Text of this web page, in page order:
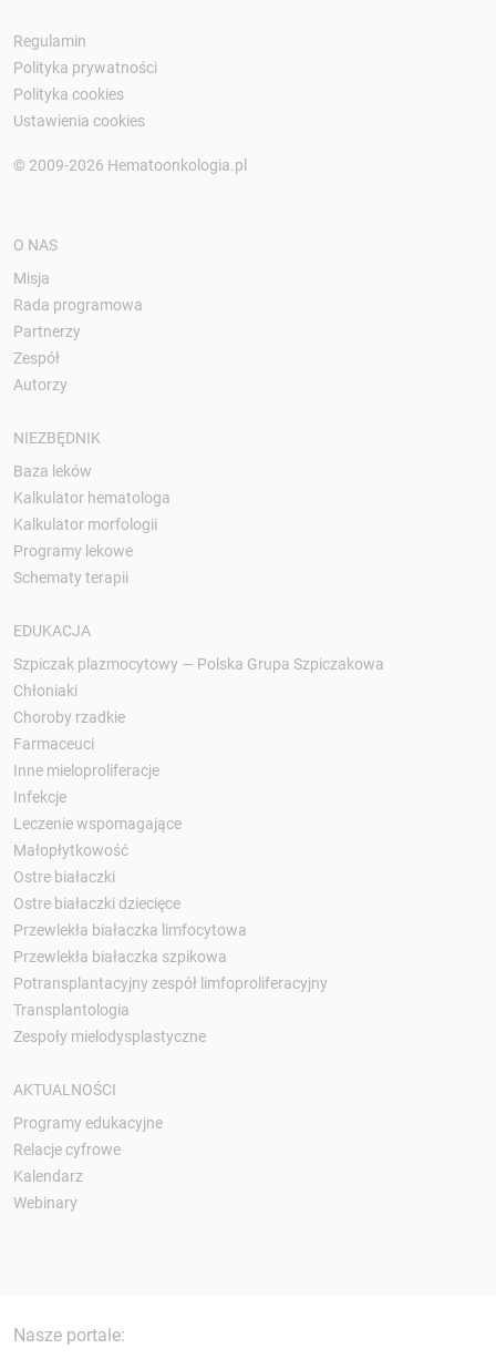
Regulamin
Polityka prywatności
Polityka cookies
Ustawienia cookies
© 2009-2026 Hematoonkologia.pl
O NAS
Misja
Rada programowa
Partnerzy
Zespół
Autorzy
NIEZBĘDNIK
Baza leków
Kalkulator hematologa
Kalkulator morfologii
Programy lekowe
Schematy terapii
EDUKACJA
Szpiczak plazmocytowy — Polska Grupa Szpiczakowa
Chłoniaki
Choroby rzadkie
Farmaceuci
Inne mieloproliferacje
Infekcje
Leczenie wspomagające
Małopłytkowość
Ostre białaczki
Ostre białaczki dziecięce
Przewlekła białaczka limfocytowa
Przewlekła białaczka szpikowa
Potransplantacyjny zespół limfoproliferacyjny
Transplantologia
Zespoły mielodysplastyczne
AKTUALNOŚCI
Programy edukacyjne
Relacje cyfrowe
Kalendarz
Webinary
Nasze portale: